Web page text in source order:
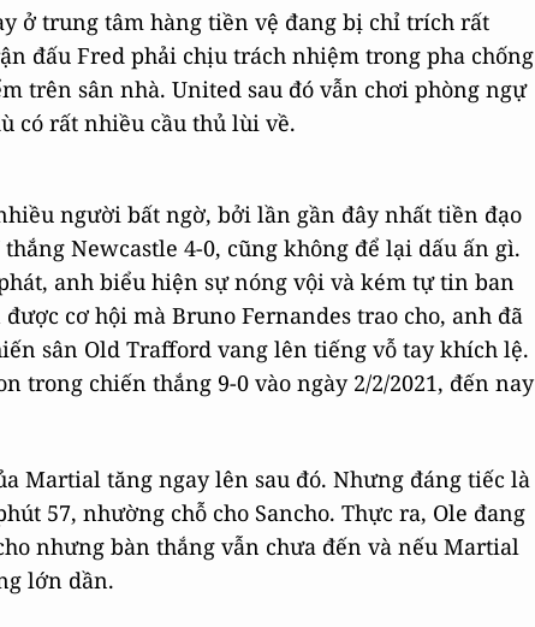
ở trung tâm hàng tiền vệ đang bị chỉ trích rất
đấu Fred phải chịu trách nhiệm trong pha chống
trên sân nhà. United sau đó vẫn chơi phòng ngự
có rất nhiều cầu thủ lùi về.
người bất ngờ, bởi lần gần đây nhất tiền đạo
Newcastle 4-0, cũng không để lại dấu ấn gì.
anh biểu hiện sự nóng vội và kém tự tin ban
cơ hội mà Bruno Fernandes trao cho, anh đã
sân Old Trafford vang lên tiếng vỗ tay khích lệ.
trong chiến thắng 9-0 vào ngày 2/2/2021, đến nay
Martial tăng ngay lên sau đó. Nhưng đáng tiếc là
57, nhường chỗ cho Sancho. Thực ra, Ole đang
nhưng bàn thắng vẫn chưa đến và nếu Martial
lớn dần.